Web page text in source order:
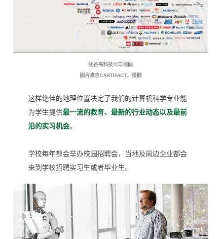
硅谷高科技公司地图
图片来自CARTIFACT，侵删
这样绝佳的地理位置决定了我们的计算机科学专业能
为学生提供最一流的教育、最新的行业动态以及最前
沿的实习机会。
学校每年都会举办校园招聘会，当地及周边企业都会
来到学校招聘实习生或者毕业生。